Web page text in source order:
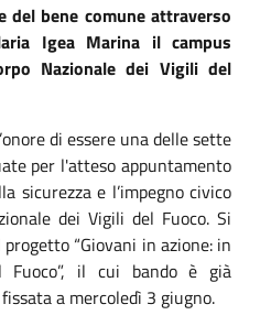
del bene comune attraverso
Igea Marina il campus
Nazionale dei Vigili del
di essere una delle sette
per l'atteso appuntamento
sicurezza e l’impegno civico
dei Vigili del Fuoco. Si
“Giovani in azione: in
il cui bando è già
a mercoledì 3 giugno.